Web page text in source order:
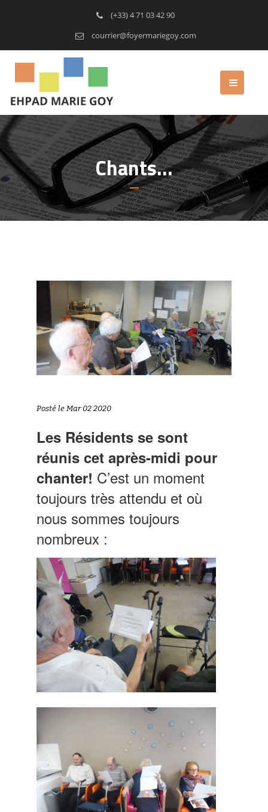
(+33) 4 71 03 42 90
courrier@foyermariegoy.com
Chants…
Posté le Mar 02 2020
Les Résidents se sont
réunis cet après-midi pour
chanter! C’est un moment
toujours très attendu et où
nous sommes toujours
nombreux :